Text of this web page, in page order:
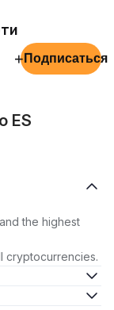
+ Подписаться
ES
the highest
cryptocurrencies.